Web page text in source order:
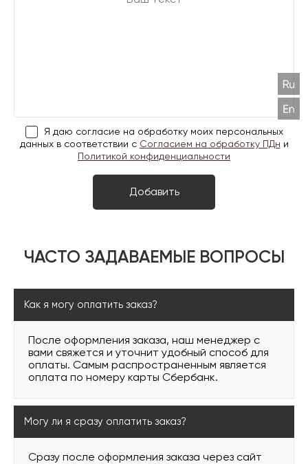
Я даю согласие на обработку моих персональных
данных в соответствии с Согласием на обработку ПДн и
Политикой конфиденциальности
ЧАСТО ЗАДАВАЕМЫЕ ВОПРОСЫ
Как я могу оплатить заказ?
После оформления заказа, наш менеджер с
вами свяжется и уточнит удобный способ для
оплаты. Самым распространенным является
оплата по номеру карты Сбербанк.
Могу ли я сразу оплатить заказ?
Сразу после оформления заказа через сайт